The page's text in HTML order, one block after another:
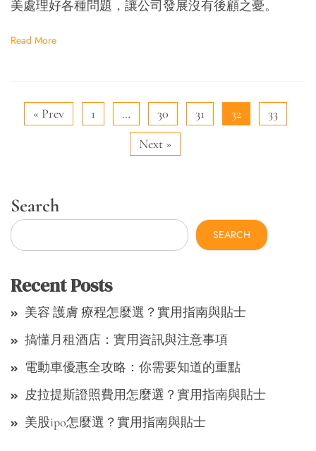
美處理好各種問題，讓公司發展沒有後顧之憂。
Read More
« Prev 1 … 30 31 32
33
Next »
Search
SEARCH
Recent Posts
美容 護膚 療程怎麼選？實用指南與貼士
搞懂月租酒店：實用資訊與注意事項
電動車優惠全攻略：你需要知道的重點
皮拉提斯證照費用怎麼選？實用指南與貼士
美股ipo怎麼選？實用指南與貼士